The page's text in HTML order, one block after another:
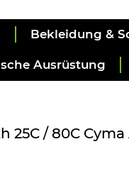
Bekleidung &
Ausrüstung
25C / 80C